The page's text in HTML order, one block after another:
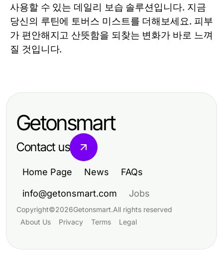
사용할 수 있는 데일리 보습 솔루션입니다. 지금
당신의 루틴에 토버스 미스트를 더해보세요. 피부
가 편안해지고 산뜻함을 되찾는 변화가 바로 느껴
질 것입니다.
Getonsmart
Contact us
Home Page News FAQs
info@getonsmart.com Jobs
Copyright©2026Getonsmart.All rights reserved
About Us
Privacy Terms Legal